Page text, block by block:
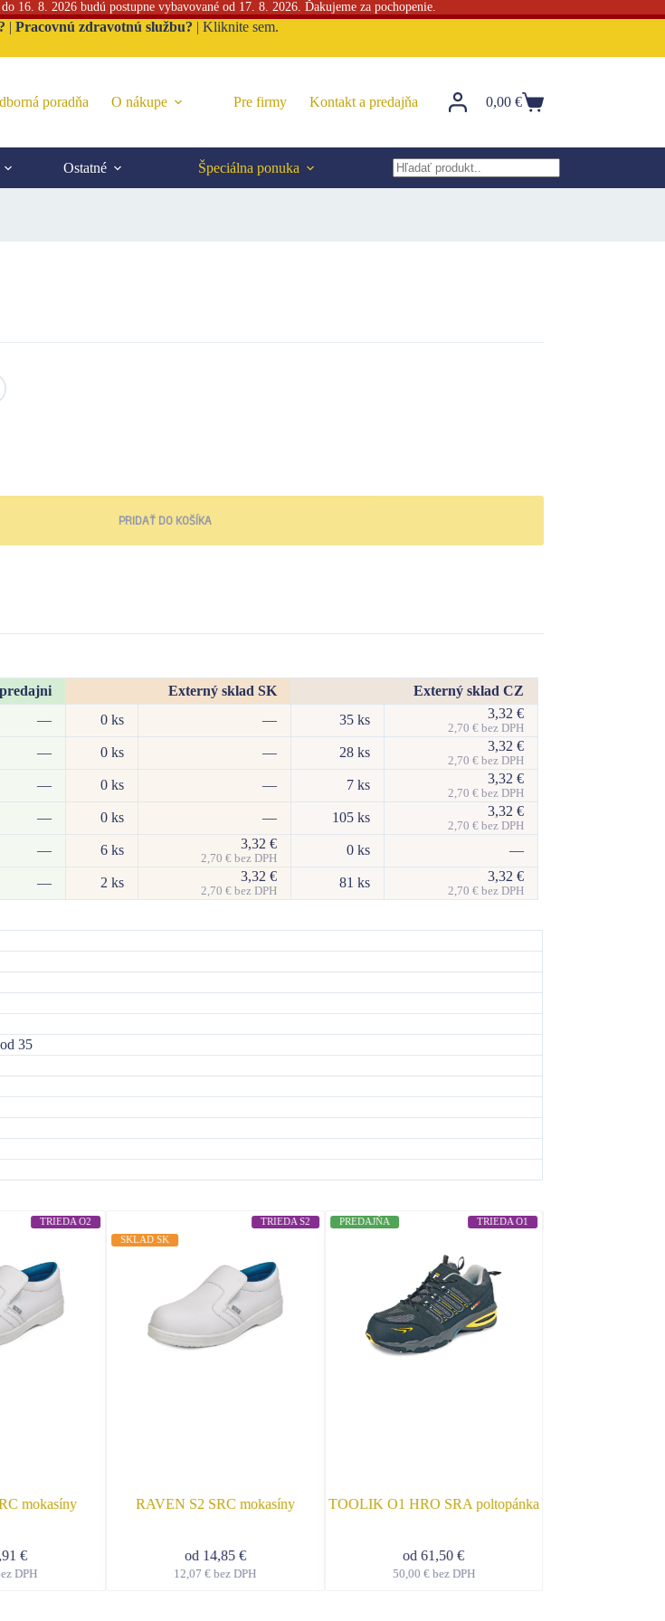
16. 8. 2026 budú postupne vybavované od 17. 8. 2026. Ďakujeme za pochopenie.
| Pracovnú zdravotnú službu? | Kliknite sem.
poradňa O nákupe Pre firmy Kontakt a predajňa
Nákupný
0,00 €
Ostatné
Špeciálna ponuka
PRIDAŤ DO KOŠÍKA
Externý sklad SK
Externý sklad CZ
— 0 ks — 35 ks 3,32 €
2,70 €bez DPH
— 0 ks — 28 ks 3,32 €
2,70 €bez DPH
— 0 ks — 7 ks 3,32 €
2,70 €bez DPH
— 0 ks — 105 ks 3,32 €
2,70 €bez DPH
— 6 ks 3,32 €
2,70 €bez DPH
0 ks —
— 2 ks 3,32 €
2,70 €bez DPH
81 ks 3,32 €
2,70 €bez DPH
35
TRIEDA O2
mokasíny
€
DPH
SKLAD SK
TRIEDA S2
RAVEN S2 SRC mokasíny
od 14,85 €
12,07€ bez DPH
PREDAJŇA TRIEDA O1
TOOLIK O1 HRO SRA poltopánka
od61,50€
50,00€ bez DPH